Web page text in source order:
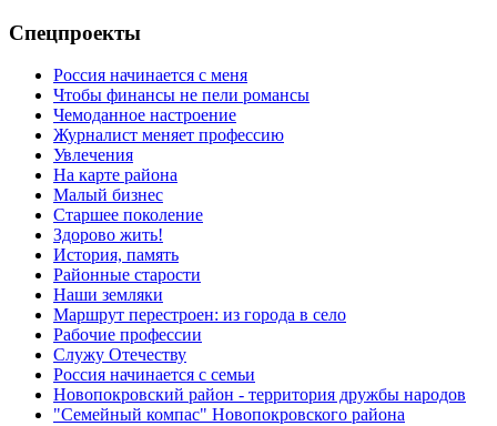
Спецпроекты
Россия начинается с меня
Чтобы финансы не пели романсы
Чемоданное настроение
Журналист меняет профессию
Увлечения
На карте района
Малый бизнес
Старшее поколение
Здорово жить!
История, память
Районные старости
Наши земляки
Маршрут перестроен: из города в село
Рабочие профессии
Служу Отечеству
Россия начинается с семьи
Новопокровский район - территория дружбы народов
"Семейный компас" Новопокровского района